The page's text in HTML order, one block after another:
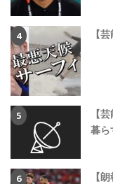
【
【
暮ら
【